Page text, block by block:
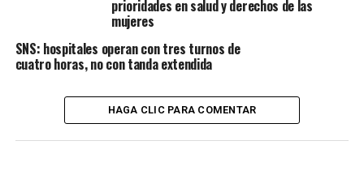
prioridades en salud y derechos de las
mujeres
SNS: hospitales operan con tres turnos de
cuatro horas, no con tanda extendida
HAGA CLIC PARA COMENTAR